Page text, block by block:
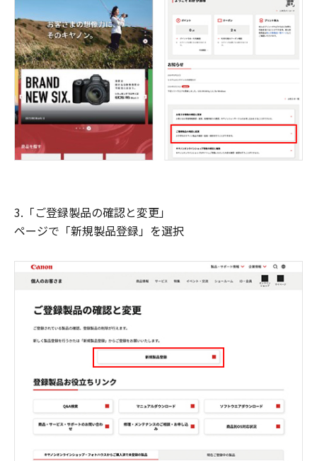
3.「ご登録製品の確認と変更」
ページで「新規製品登録」を選択